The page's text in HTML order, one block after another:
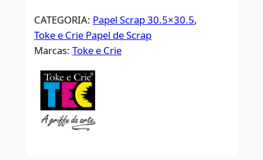
CATEGORIA: Papel Scrap 30.5×30.5
Toke e Crie Papel de Scrap
Marcas:Toke e Crie